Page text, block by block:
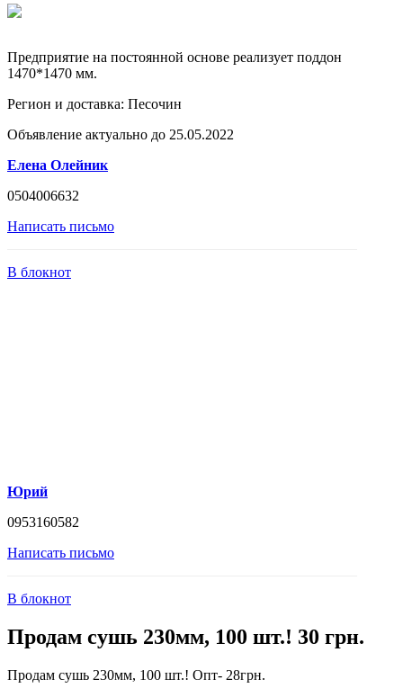
Предприятие на постоянной основе реализует поддон
1470*1470 мм.
Регион и доставка: Песочин
Объявление актуально до 25.05.2022
Елена Олейник
0504006632
Написать письмо
В блокнот
Юрий
0953160582
Написать письмо
В блокнот
Продам сушь 230мм, 100 шт.! 30 грн.
Продам сушь 230мм, 100 шт.! Опт- 28грн.